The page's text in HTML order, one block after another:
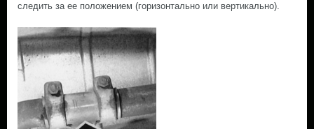
следить за ее положением (горизонтально или вертикально).